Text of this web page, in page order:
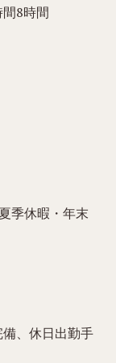
8時間
季休暇・年末
、休日出勤手